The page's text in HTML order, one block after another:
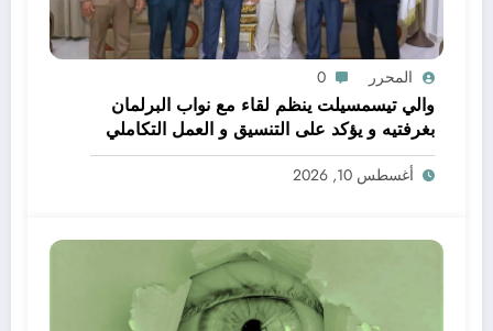
المحرر 0
والي تيسمسيلت ينظم لقاء مع نواب البرلمان
بغرفتيه و يؤكد على التنسيق و العمل التكاملي
خدمة للتنمية و المواطن
أغسطس 10, 2026